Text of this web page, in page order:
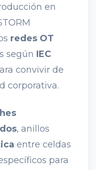
en
redes OT
según IEC
convivir de
corporativa.
, anillos
entre celdas
para